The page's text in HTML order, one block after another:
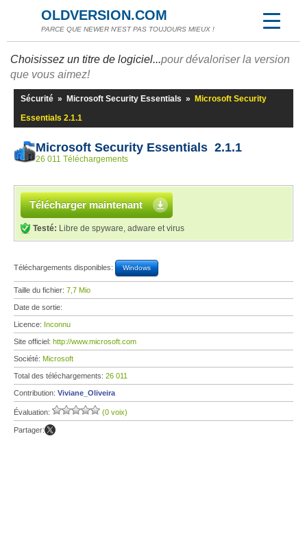
OLDVERSION.COM
PARCE QUE NEWER N'EST PAS TOUJOURS MIEUX !
Choisissez un titre de logiciel...pour dévaloriser la version
que vous aimez!
Sécurité » Microsoft Security Essentials »
Microsoft Security
Essentials 2.1.1
Microsoft Security Essentials 2.1.1
26 011 Téléchargements
Télécharger maintenant
Testé: Libre de spyware, adware et virus
Téléchargements disponibles: Windows
Taille du fichier: 7,7 Mio
Date de sortie:
Licence: Inconnu
Site officiel: http://www.microsoft.com
Société: Microsoft
Total des téléchargements: 26 011
Contribution: Viviane_Oliveira
Évaluation: (0 voix)
Partager: